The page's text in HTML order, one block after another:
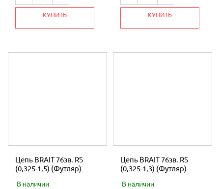
КУПИТЬ КУПИТЬ
Цепь BRAIT 76зв. RS
(0,325-1,5) (Футляр)
В наличии
Цепь BRAIT 76зв. RS
(0,325-1,3) (Футляр)
В наличии